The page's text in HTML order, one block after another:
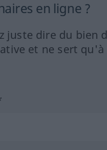
en ligne ?
juste dire du bien
et ne sert qu'à